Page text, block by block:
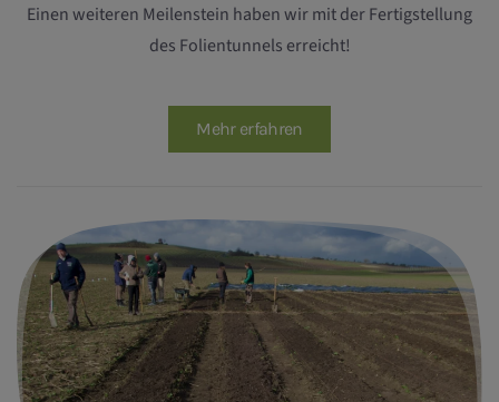
Einen weiteren Meilenstein haben wir mit der Fertigstellung
des Folientunnels erreicht!
Mehr erfahren